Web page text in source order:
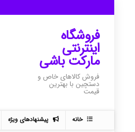
فروشگاه
اینترنتی
مارکت باشی
فروش کالاهای خاص و
دستچین با بهترین
قیمت
خانه پیشنهادهای ویژه